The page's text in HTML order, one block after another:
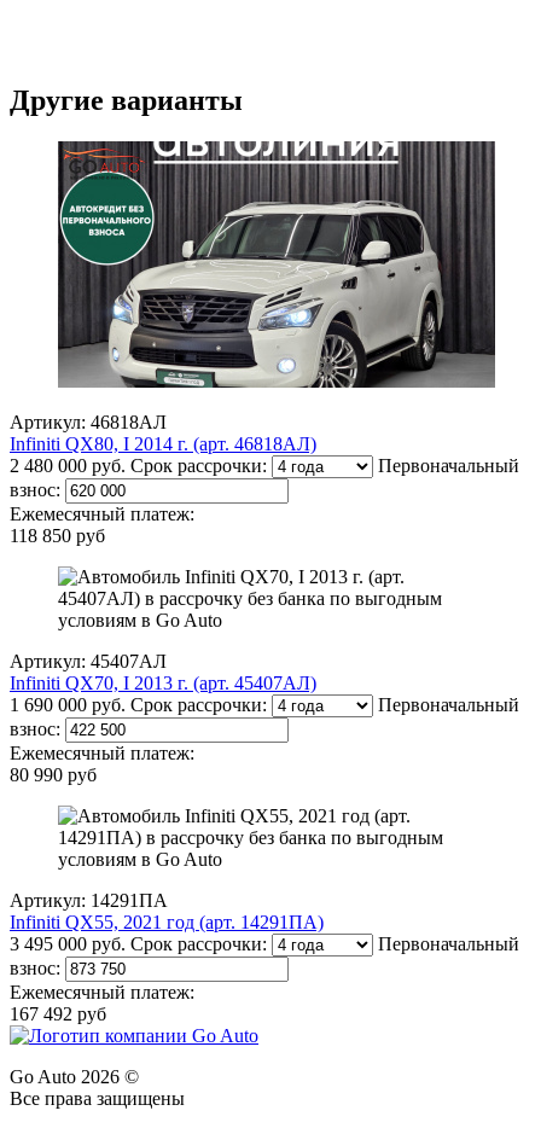
Другие варианты
Артикул: 46818АЛ
Infiniti QX80, I 2014 г. (арт. 46818АЛ)
2 480 000 руб. Срок рассрочки:
Первоначальный
взнос:
Ежемесячный платеж:
118 850 руб
Артикул: 45407АЛ
Infiniti QX70, I 2013 г. (арт. 45407АЛ)
1 690 000 руб. Срок рассрочки:
Первоначальный
взнос:
Ежемесячный платеж:
80 990 руб
Артикул: 14291ПА
Infiniti QX55, 2021 год (арт. 14291ПА)
3 495 000 руб. Срок рассрочки:
Первоначальный
взнос:
Ежемесячный платеж:
167 492 руб
Go Auto 2026 ©
Все права защищены